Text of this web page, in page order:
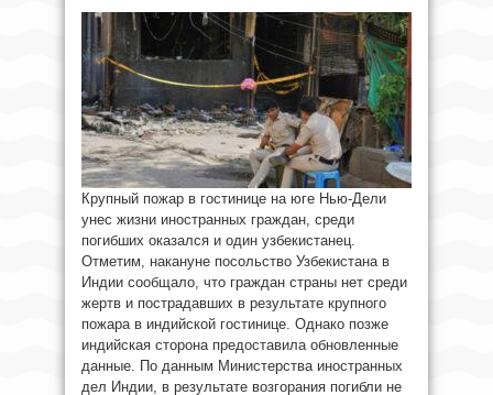
Крупный пожар в гостинице на юге Нью-Дели
унес жизни иностранных граждан, среди
погибших оказался и один узбекистанец.
Отметим, накануне посольство Узбекистана в
Индии сообщало, что граждан страны нет среди
жертв и пострадавших в результате крупного
пожара в индийской гостинице. Однако позже
индийская сторона предоставила обновленные
данные. По данным Министерства иностранных
дел Индии, в результате возгорания погибли не